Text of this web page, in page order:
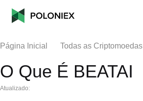
Página Inicial Todas as Criptomoedas
O Que É BEATAI
Atualizado: